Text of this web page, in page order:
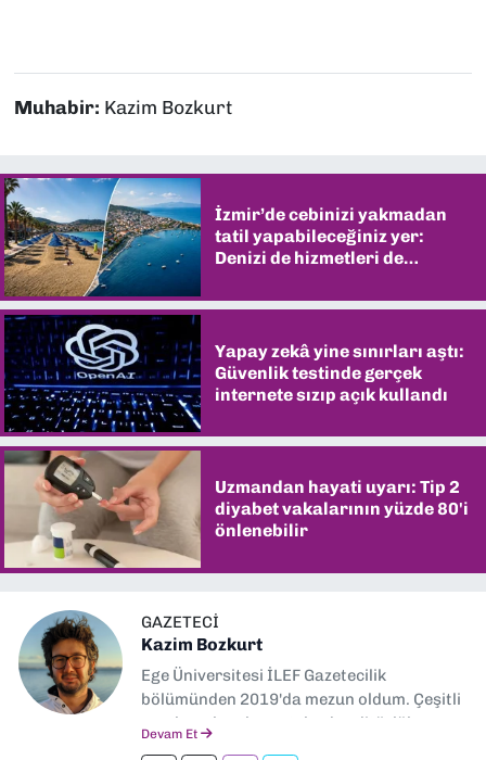
Muhabir: Kazim Bozkurt
İzmir’de cebinizi yakmadan
tatil yapabileceğiniz yer:
Denizi de hizmetleri de
Yapay zekâ yine sınırları aştı:
Güvenlik testinde gerçek
internete sızıp açık kullandı
Uzmandan hayati uyarı: Tip 2
diyabet vakalarının yüzde 80'i
önlenebilir
GAZETECI
Kazim Bozkurt
Ege Üniversitesi İLEF Gazetecilik
bölümünden 2019'da mezun oldum. Çeşitli
yerel ve ulusal gazetelerde editörlük,
Devam Et